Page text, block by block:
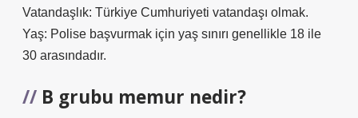
Vatandaşlık: Türkiye Cumhuriyeti vatandaşı olmak.
Yaş: Polise başvurmak için yaş sınırı genellikle 18 ile
30 arasındadır.
B grubu memur nedir?